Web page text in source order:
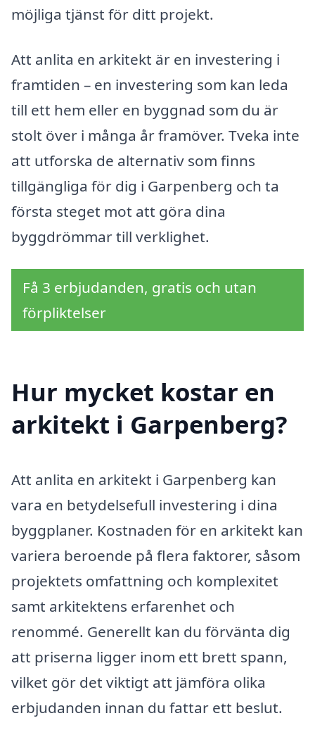
möjliga tjänst för ditt projekt.
Att anlita en arkitekt är en investering i
framtiden – en investering som kan leda
till ett hem eller en byggnad som du är
stolt över i många år framöver. Tveka inte
att utforska de alternativ som finns
tillgängliga för dig i Garpenberg och ta
första steget mot att göra dina
byggdrömmar till verklighet.
Få 3 erbjudanden, gratis och utan
förpliktelser
Hur mycket kostar en
arkitekt i Garpenberg?
Att anlita en arkitekt i Garpenberg kan
vara en betydelsefull investering i dina
byggplaner. Kostnaden för en arkitekt kan
variera beroende på flera faktorer, såsom
projektets omfattning och komplexitet
samt arkitektens erfarenhet och
renommé. Generellt kan du förvänta dig
att priserna ligger inom ett brett spann,
vilket gör det viktigt att jämföra olika
erbjudanden innan du fattar ett beslut.